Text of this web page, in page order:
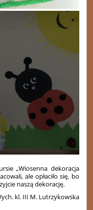
„Wiosenna dekoracja
ale opłaciło się, bo
naszą dekorację.
kl. III M. Lutrzykowska